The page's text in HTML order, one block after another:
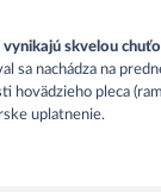
vynikajú skvelou
sa nachádza na
hovädzieho pleca
uplatnenie.